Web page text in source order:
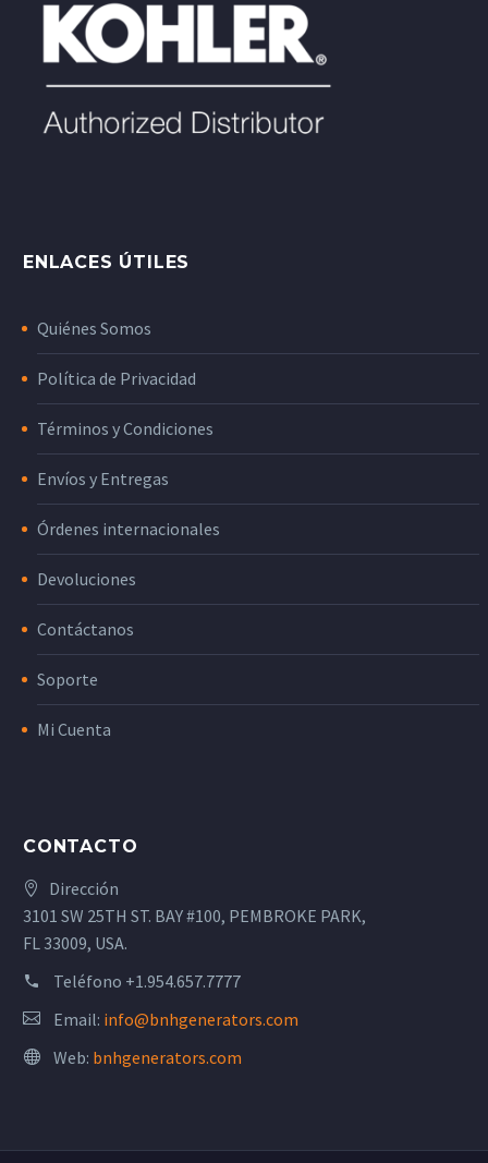
ENLACES ÚTILES
Quiénes Somos
Política de Privacidad
Términos y Condiciones
Envíos y Entregas
Órdenes internacionales
Devoluciones
Contáctanos
Soporte
Mi Cuenta
CONTACTO
Dirección
3101 SW 25TH ST. BAY #100, PEMBROKE PARK,
FL 33009, USA.
Teléfono +1.954.657.7777
Email: info@bnhgenerators.com
Web: bnhgenerators.com